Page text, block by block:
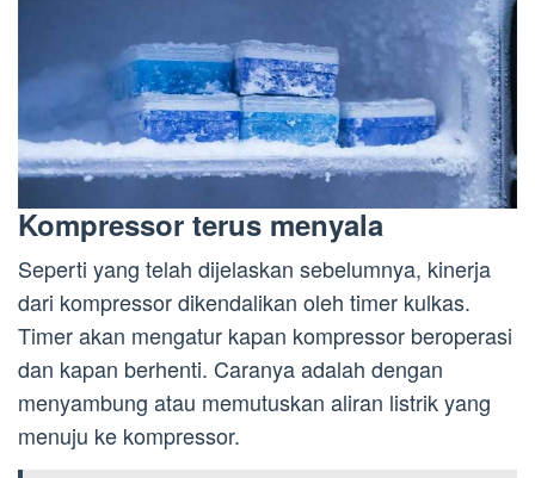
Kompressor terus menyala
Seperti yang telah dijelaskan sebelumnya, kinerja
dari kompressor dikendalikan oleh timer kulkas.
Timer akan mengatur kapan kompressor beroperasi
dan kapan berhenti. Caranya adalah dengan
menyambung atau memutuskan aliran listrik yang
menuju ke kompressor.